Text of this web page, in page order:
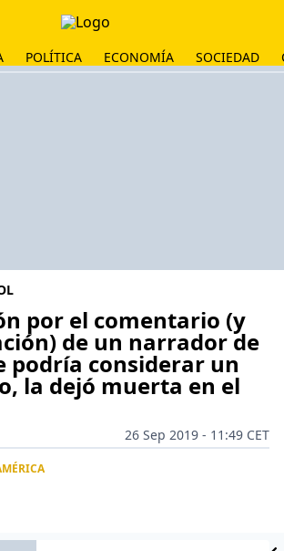
POLÍTICA ECONOMÍA SOCIEDAD
por el comentario (y
de un narrador de
podría considerar un
la dejó muerta en el
26 Sep 2019 - 11:49 CET